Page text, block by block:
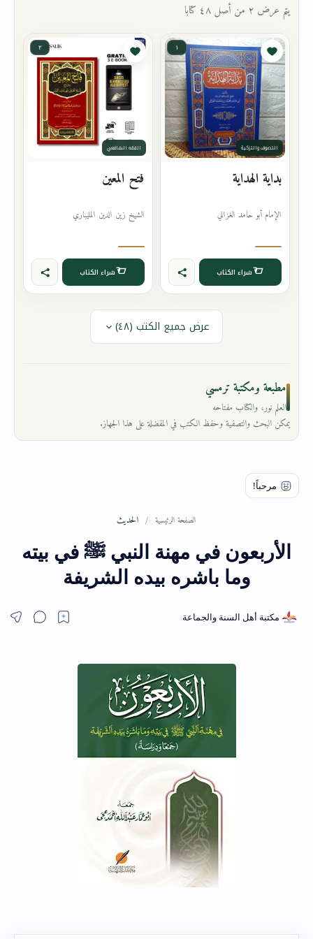
يتم عرض ٢ من أصل ٤٨ كتابا
١
التصوف والتزكية
بداية الهداية
الإمام أبو حامد الغزالي
شراء الكتاب
٢
الفقه الشافعي
فتح المعين
الشيخ زين الدين المليباري
شراء الكتاب
عرض جميع الكتب (٤٨)
مطبعة ومكتبة ترمسي
العلم نور، والكتاب مفتاحه
يمكن البحث والتصفية وحفظ الكتب في المفضلة على هذا الجهاز.
الصفحة الرئيسية الحديث
الأربعون في مهنة النبي ﷺ في بيته
وما باشره بيده الشريفة